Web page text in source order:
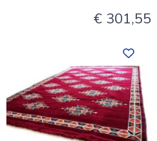
€ 301,55